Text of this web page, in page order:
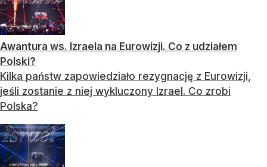
Awantura ws. Izraela na Eurowizji. Co z udziałem
Polski?
Kilka państw zapowiedziało rezygnację z Eurowizji,
jeśli zostanie z niej wykluczony Izrael. Co zrobi
Polska?